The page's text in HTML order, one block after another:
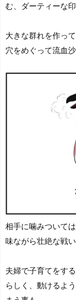
む、ダーティーな
大きな群れを作っ
穴をめぐって流血
相手に噛みついて
味ながら壮絶な戦
夫婦で子育てをす
らしく、動けるよ